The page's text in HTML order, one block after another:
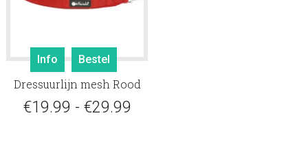
Info Bestel
Dit
heeft
meerdere
Dressuurlijn mesh Rood
€19.99 - €29.99